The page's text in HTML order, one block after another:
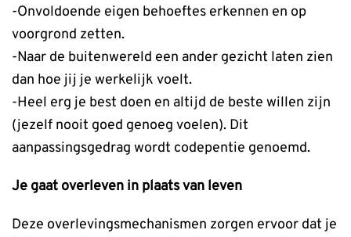
-Onvoldoende eigen behoeftes erkennen en op
voorgrond zetten.
-Naar de buitenwereld een ander gezicht laten zien
dan hoe jij je werkelijk voelt.
-Heel erg je best doen en altijd de beste willen zijn
(jezelf nooit goed genoeg voelen). Dit
aanpassingsgedrag wordt codepentie genoemd.
Je gaat overleven in plaats van leven
Deze overlevingsmechanismen zorgen ervoor dat je